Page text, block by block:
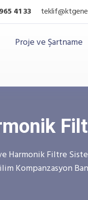
41 33
Proje ve Şartname
Harmonik Filtre
Kompanzasyon